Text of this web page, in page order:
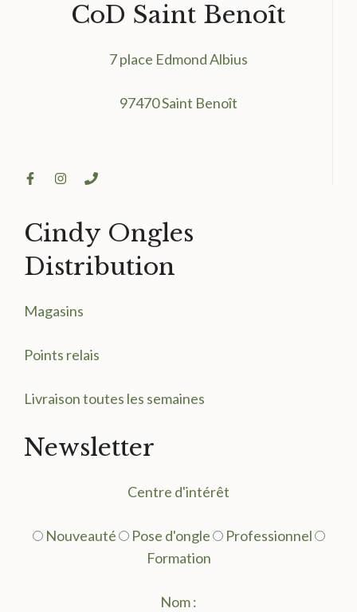
CoD Saint Benoît
7 place Edmond Albius
97470 Saint Benoît
Cindy Ongles
Distribution
Magasins
Points relais
Livraison toutes les semaines
Newsletter
Centre d'intérêt
Nouveauté Pose d'ongle
Professionnel
Formation
Nom :